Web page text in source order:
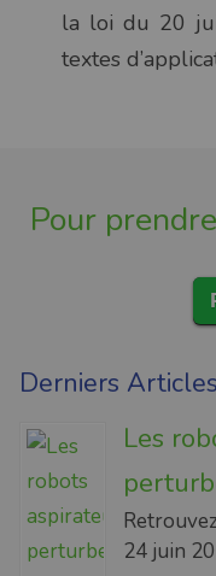
la loi du 20
textes
Pour
Derniers Articles
Les
24 juin